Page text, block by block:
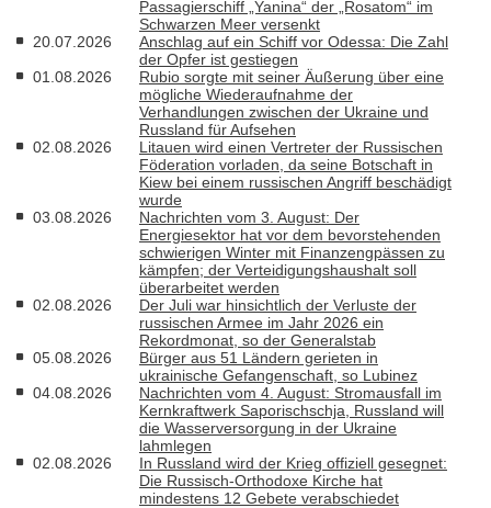
Passagierschiff „Yanina“ der „Rosatom“ im
Schwarzen Meer versenkt
20.07.2026
Anschlag auf ein Schiff vor Odessa: Die Zahl
der Opfer ist gestiegen
01.08.2026
Rubio sorgte mit seiner Äußerung über eine
mögliche Wiederaufnahme der
Verhandlungen zwischen der Ukraine und
Russland für Aufsehen
02.08.2026
Litauen wird einen Vertreter der Russischen
Föderation vorladen, da seine Botschaft in
Kiew bei einem russischen Angriff beschädigt
wurde
03.08.2026
Nachrichten vom 3. August: Der
Energiesektor hat vor dem bevorstehenden
schwierigen Winter mit Finanzengpässen zu
kämpfen; der Verteidigungshaushalt soll
überarbeitet werden
02.08.2026
Der Juli war hinsichtlich der Verluste der
russischen Armee im Jahr 2026 ein
Rekordmonat, so der Generalstab
05.08.2026
Bürger aus 51 Ländern gerieten in
ukrainische Gefangenschaft, so Lubinez
04.08.2026
Nachrichten vom 4. August: Stromausfall im
Kernkraftwerk Saporischschja, Russland will
die Wasserversorgung in der Ukraine
lahmlegen
02.08.2026
In Russland wird der Krieg offiziell gesegnet:
Die Russisch-Orthodoxe Kirche hat
mindestens 12 Gebete verabschiedet